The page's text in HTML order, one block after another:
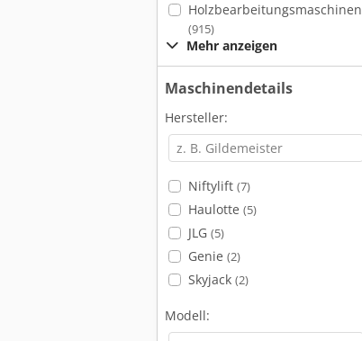
Holzbearbeitungsmaschinen
(915)
Mehr anzeigen
Maschinendetails
Hersteller:
Niftylift (7)
Haulotte (5)
JLG (5)
Genie (2)
Skyjack (2)
Modell: